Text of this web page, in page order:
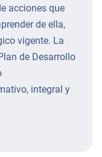
acciones que
de ella,
vigente. La
de Desarrollo
integral y